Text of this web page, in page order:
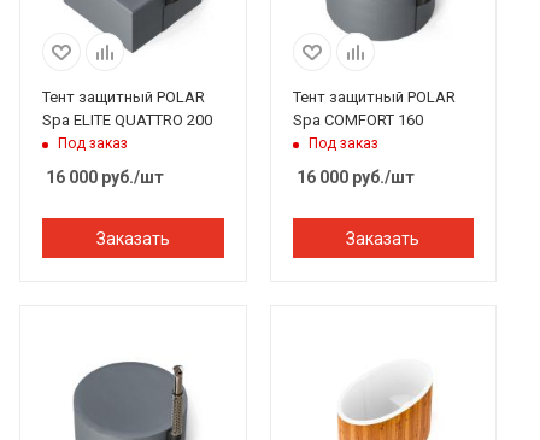
Тент защитный POLAR
Spa ELITE QUATTRO 200
Под заказ
16 000 руб./шт
Заказать
Тент защитный POLAR
Spa COMFORT 160
Под заказ
16 000руб./шт
Заказать